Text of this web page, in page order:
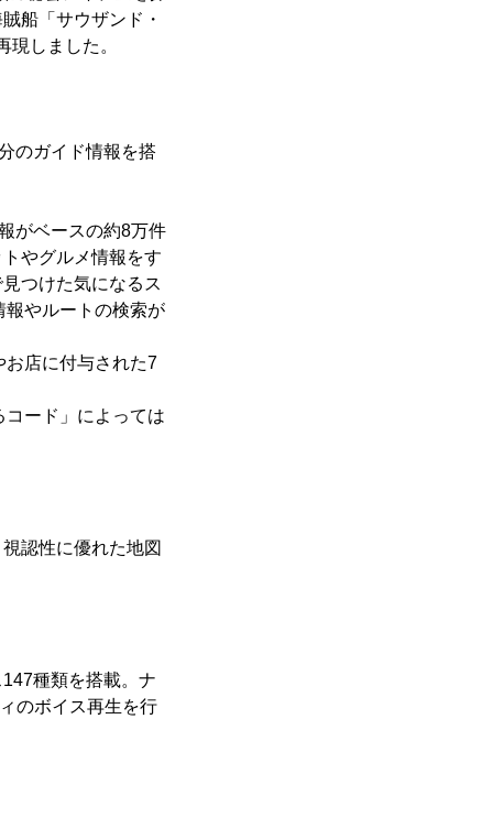
船「サウザンド・
しました。
のガイド情報を搭
がベースの約8万件
やグルメ情報をす
つけた気になるス
やルートの検索が
店に付与された7
ード」によっては
認性に優れた地図
種類を搭載。ナ
のボイス再生を行